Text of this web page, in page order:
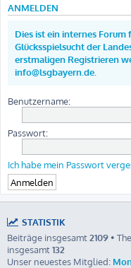
ANMELDEN
Dies ist ein internes
Glücksspielsucht der
erstmaligen Registrieren
info@lsgbayern.de.
Benutzername:
Passwort:
Ich habe mein Passwort
STATISTIK
Beiträge insgesamt2109 •
insgesamt132
Unser neuestes Mitglied: